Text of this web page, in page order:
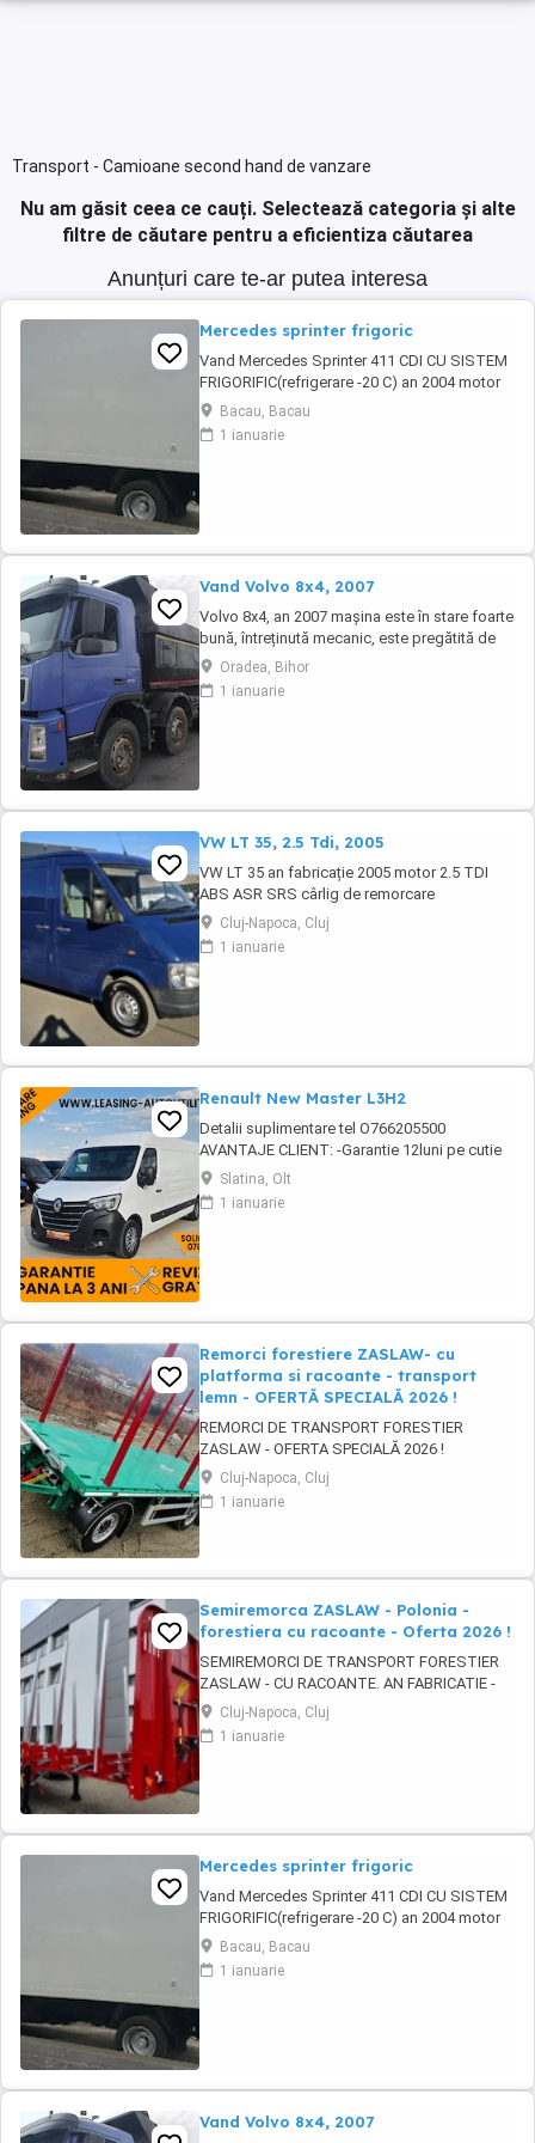
Transport - Camioane second hand de vanzare
Nu am găsit ceea ce cauți. Selectează categoria și alte
filtre de căutare pentru a eficientiza căutarea
Anunțuri care te-ar putea interesa
Mercedes sprinter frigoric
Vand Mercedes Sprinter 411 CDI CU SISTEM
FRIGORIFIC(refrigerare -20 C) an 2004 motor
2.7-160 hp in stare perfecta de functionare.
Avand schimbate telescoapele,grup nou
punte dubla 1000 euro ,alternator nou 150W,
Bacau, Bacau
1 ianuarie
Vand Volvo 8x4, 2007
Volvo 8x4, an 2007 mașina este în stare foarte
bună, întreținută mecanic, este pregătită de
lucru. Ofer fiscal Preț negociabil 36500 eur
Detalii la tel :
Oradea, Bihor
1 ianuarie
VW LT 35, 2.5 Tdi, 2005
VW LT 35 an fabricație 2005 motor 2.5 TDI
ABS ASR SRS cârlig de remorcare
Cluj-Napoca, Cluj
1 ianuarie
Renault New Master L3H2
Detalii suplimentare tel O766205500
AVANTAJE CLIENT: -Garantie 12luni pe cutie
viteze si motor -GRATUIT Ulei+filtre la
predare -Servicii RAR -Eliberare numere
provizorii -Control tehnic al calitatii -Detailing
Slatina, Olt
1 ianuarie
Remorci forestiere ZASLAW- cu
platforma si racoante - transport
lemn - OFERTĂ SPECIALĂ 2026 !
REMORCI DE TRANSPORT FORESTIER
ZASLAW - OFERTA SPECIALĂ 2026 !
VEHICULE PE STOC ( sau in fabricație
ZASLAW - cu termen SCURT de livrare ) PRET
OFERTA SPECIALĂ : 31.800 EURO BUC. ( pret
transportului de material ...
Cluj-Napoca, Cluj
1 ianuarie
Semiremorca ZASLAW - Polonia -
forestiera cu racoante - Oferta 2026 !
SEMIREMORCI DE TRANSPORT FORESTIER
ZASLAW - CU RACOANTE. AN FABRICATIE -
2026. VEHICULE PE STOC SAU IN PRODUCTIE
- CU TERMEN SCURT DE LIVRARE !
DESCRIERE VEHICULE: - Semiremorci
Cluj-Napoca, Cluj
1 ianuarie
Mercedes sprinter frigoric
Vand Mercedes Sprinter 411 CDI CU SISTEM
FRIGORIFIC(refrigerare -20 C) an 2004 motor
2.7-160 hp in stare perfecta de functionare.
Avand schimbate telescoapele,grup nou
punte dubla 1000 euro ,alternator nou 150W,
Bacau, Bacau
1 ianuarie
Vand Volvo 8x4, 2007